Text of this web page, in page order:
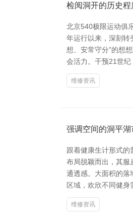
检阅洞开的历史
北京540极限运动俱
年运行以来，深刻转
想、安常守分”的想
会活力。干预21世纪
维修资讯
强调空间的洞平
跟着健康生计形式的
布局脱颖而出，其服
通透感。大面积的落
区域，欢欣不同健身
维修资讯